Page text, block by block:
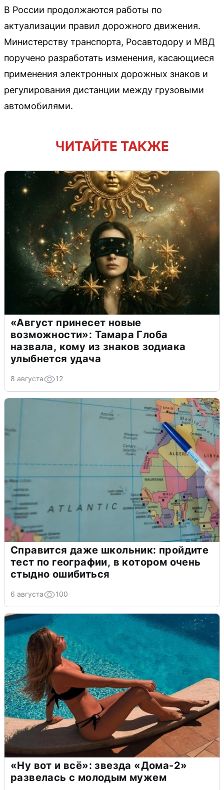
В России продолжаются работы по
актуализации правил дорожного движения.
Министерству транспорта, Росавтодору и МВД
поручено разработать изменения, касающиеся
применения электронных дорожных знаков и
регулирования дистанции между грузовыми
автомобилями.
ЧИТАЙТЕ ТАКЖЕ
«Август принесет новые
возможности»: Тамара Глоба
назвала, кому из знаков зодиака
улыбнется удача
8 августа 12
Справится даже школьник: пройдите
тест по географии, в котором очень
стыдно ошибиться
6 августа 100
«Ну вот и всё»: звезда «Дома-2»
развелась с молодым мужем